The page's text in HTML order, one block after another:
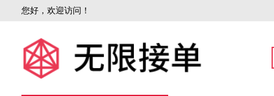
您好，欢迎访问！